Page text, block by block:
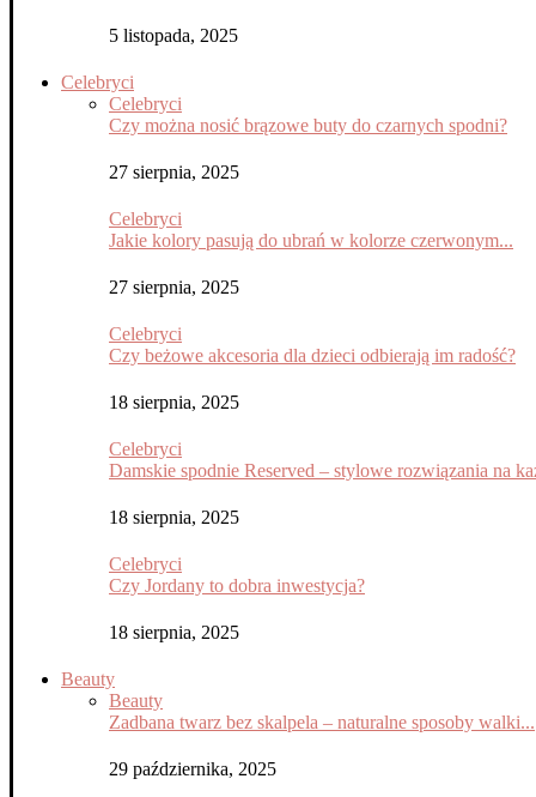
5 listopada, 2025
Celebryci
Celebryci
Czy można nosić brązowe buty do czarnych spodni?
27 sierpnia, 2025
Celebryci
Jakie kolory pasują do ubrań w kolorze czerwonym...
27 sierpnia, 2025
Celebryci
Czy beżowe akcesoria dla dzieci odbierają im radość?
18 sierpnia, 2025
Celebryci
Damskie spodnie Reserved – stylowe rozwiązania na
18 sierpnia, 2025
Celebryci
Czy Jordany to dobra inwestycja?
18 sierpnia, 2025
Beauty
Beauty
Zadbana twarz bez skalpela – naturalne sposoby walki...
29 października, 2025